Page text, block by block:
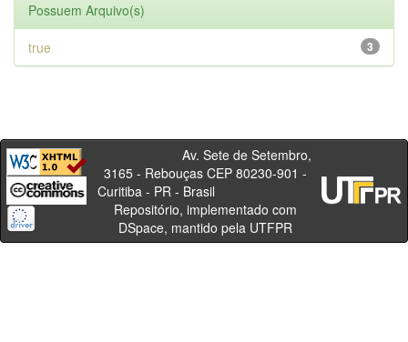
Possuem Arquivo(s)
3
true
Av. Sete de Setembro,
3165 - Rebouças CEP 80230-901 -
Curitiba - PR - Brasil
Repositório, implementado com
DSpace, mantido pela UTFPR